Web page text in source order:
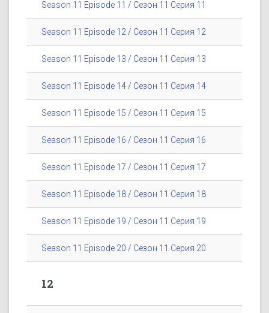
Season 11 Episode 11 / Сезон 11 Серия 11
Season 11 Episode 12 / Сезон 11 Серия 12
Season 11 Episode 13 / Сезон 11 Серия 13
Season 11 Episode 14 / Сезон 11 Серия 14
Season 11 Episode 15 / Сезон 11 Серия 15
Season 11 Episode 16 / Сезон 11 Серия 16
Season 11 Episode 17 / Сезон 11 Серия 17
Season 11 Episode 18 / Сезон 11 Серия 18
Season 11 Episode 19 / Сезон 11 Серия 19
Season 11 Episode 20 / Сезон 11 Серия 20
12